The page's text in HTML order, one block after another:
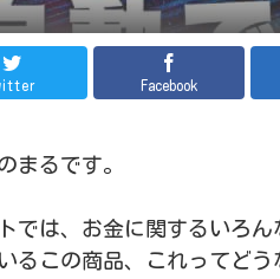
Facebook
まるです。
では、お金に関するいろ
るこの商品、これってど